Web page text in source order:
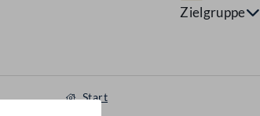
Zielgruppe
Start